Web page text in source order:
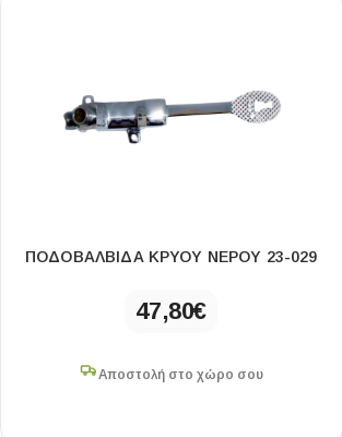
ΠΟΔΟΒΑΛΒΙΔΑ ΚΡΥΟΥ ΝΕΡΟΥ 23-029
47,80€
Αποστολή στο χώρο σου